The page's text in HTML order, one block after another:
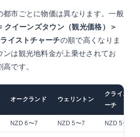
都市ごとに物価は異なります。一般
クイーンズタウン（観光価格）＞
イストチャーチの順で高くなりま
ンは観光地料金が上乗せされてお
です。
オークランド ウェリントン
クライスト
ーチ
NZD 6〜7 NZD 5〜7 NZD 5〜6